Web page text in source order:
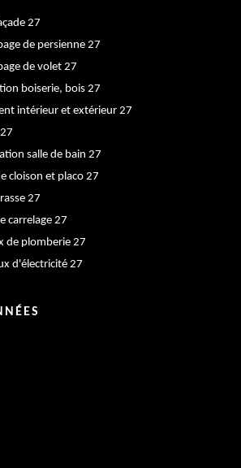
27
de persienne 27
de volet 27
boiserie, bois 27
intérieur et extérieur 27
salle de bain 27
cloison et placo 27
27
carrelage 27
de plomberie 27
d'électricité 27